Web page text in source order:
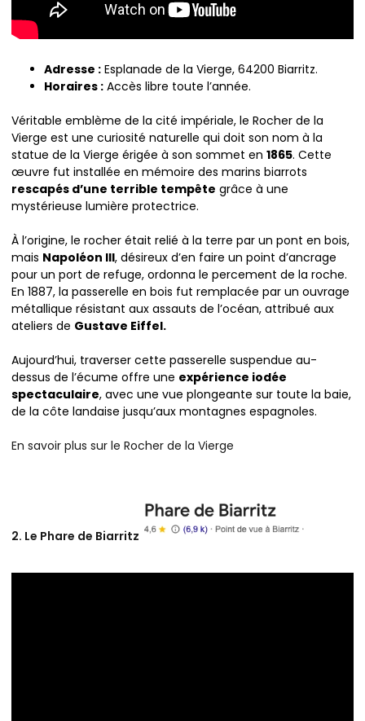
Adresse : Esplanade de la Vierge, 64200 Biarritz.
Horaires : Accès libre toute l’année.
Véritable emblème de la cité impériale, le Rocher de la
Vierge est une curiosité naturelle qui doit son nom à la
statue de la Vierge érigée à son sommet en 1865. Cette
œuvre fut installée en mémoire des marins biarrots
rescapés d’une terrible tempête grâce à une
mystérieuse lumière protectrice.
À l’origine, le rocher était relié à la terre par un pont en bois,
mais Napoléon III, désireux d’en faire un point d’ancrage
pour un port de refuge, ordonna le percement de la roche.
En 1887, la passerelle en bois fut remplacée par un ouvrage
métallique résistant aux assauts de l’océan, attribué aux
ateliers de Gustave Eiffel.
Aujourd’hui, traverser cette passerelle suspendue au-
dessus de l’écume offre une expérience iodée
spectaculaire, avec une vue plongeante sur toute la baie,
de la côte landaise jusqu’aux montagnes espagnoles.
En savoir plus sur le Rocher de la Vierge
2. Le Phare de Biarritz